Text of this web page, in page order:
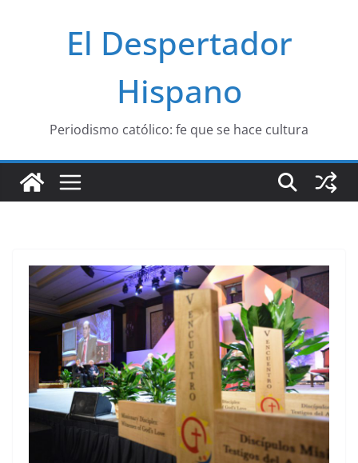
El Despertador
Hispano
Periodismo católico: fe que se hace cultura